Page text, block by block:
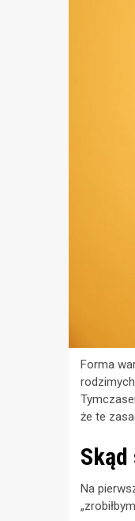
Forma
rodzimych
że te
Skąd
Na